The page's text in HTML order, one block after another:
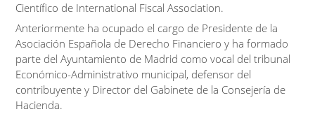
Científico de International Fiscal Association.
Anteriormente ha ocupado el cargo de Presidente de la
Asociación Española de Derecho Financiero y ha formado
parte del Ayuntamiento de Madrid como vocal del tribunal
Económico-Administrativo municipal, defensor del
contribuyente y Director del Gabinete de la Consejería de
Hacienda.